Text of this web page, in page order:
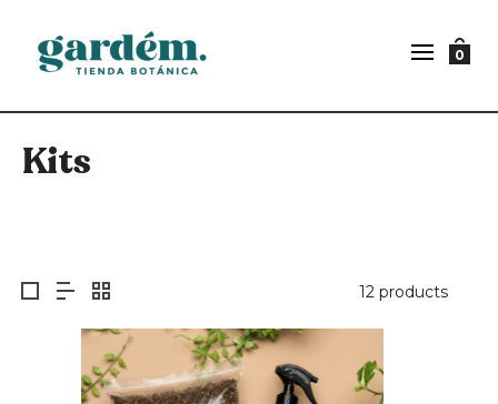
0
Kits
12 products